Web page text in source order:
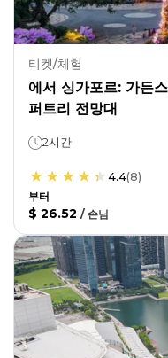
티켓/체험
에서 싱가포르: 가든
퍼트리 전망대
2시간
4.4(8)
부터
$ 26.52 / 손님